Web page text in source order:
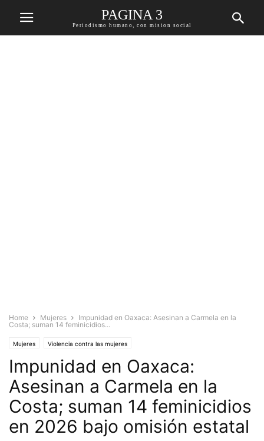
PAGINA 3
Periodismo humano, con mision social
Home Mujeres
Impunidad en Oaxaca: Asesinan a Carmela en la
Costa; suman 14 feminicidios...
Mujeres Violencia contra las mujeres
Impunidad en Oaxaca:
Asesinan a Carmela en la
Costa; suman 14 feminicidios
en 2026 bajo omisión estatal